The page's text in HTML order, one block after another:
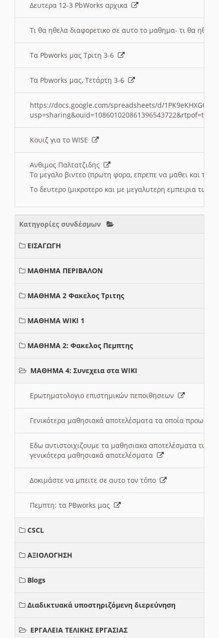
Δευτερα 12-3 PbWorks αρχικα
Τι θα ηθελα διαφορετικο σε αυτο το μαθημα- τι θα
Τα Pbworks μας Τριτη 3-6
Τα Pbworks μας, Τετάρτη 3-6
https://docs.google.com/spreadsheets/d/
Κουιζ για το WISE
Ανθιμος Παλτατζιδης
Το μεγαλο βιντεο (πρωτη φορα, επρεπε να μαθει και το
Το δευτερο (μικροτερο και με μεγαλυτερη εμπειρια
Κατηγορίες συνδέσμων
ΕΙΣΑΓΩΓΗ
ΜΑΘΗΜΑ ΠΕΡΙΒΑΛΟΝ
ΜΑΘΗΜΑ 2 Φακελος Τριτης
ΜΑΘΗΜΑ WIKI 1
ΜΑΘΗΜΑ 2: Φακελος Πεμπτης
ΜΑΘΗΜΑ 4: Συνεχεια στα WIKI
Ερωτηματολογιο επιστημικών πεποιθησεων
Γενικότερα μαθησιακά αποτελέσματα τα οποία
Εδω αντιστοιχιζουμε τα μαθησιακα αποτελέσματα
γενικότερα μαθησιακά αποτελέσματα
Δοκιμάστε να μπειτε σε αυτο τον τόπο
Πεμπτη: τα PBworks μας
CSCL
ΑΞΙΟΛΟΓΗΣΗ
Blogs
Διαδικτυακά υποστηριζόμενη διερεύνηση
ΕΡΓΑΛΕΙΑ ΤΕΛΙΚΗΣ ΕΡΓΑΣΙΑΣ